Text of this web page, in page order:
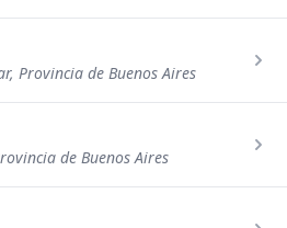
Provincia de Buenos Aires
de Buenos Aires